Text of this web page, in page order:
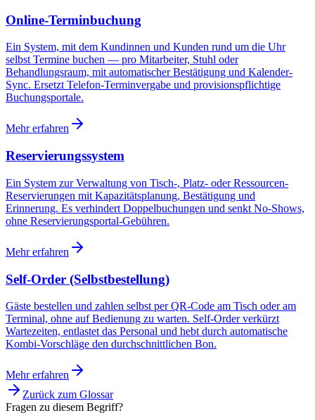
Online-Terminbuchung
Ein System, mit dem Kundinnen und Kunden rund um die Uhr
selbst Termine buchen — pro Mitarbeiter, Stuhl oder
Behandlungsraum, mit automatischer Bestätigung und Kalender-
Sync. Ersetzt Telefon-Terminvergabe und provisionspflichtige
Buchungsportale.
Mehr erfahren
Reservierungssystem
Ein System zur Verwaltung von Tisch-, Platz- oder Ressourcen-
Reservierungen mit Kapazitätsplanung, Bestätigung und
Erinnerung. Es verhindert Doppelbuchungen und senkt No-Shows,
ohne Reservierungsportal-Gebühren.
Mehr erfahren
Self-Order (Selbstbestellung)
Gäste bestellen und zahlen selbst per QR-Code am Tisch oder am
Terminal, ohne auf Bedienung zu warten. Self-Order verkürzt
Wartezeiten, entlastet das Personal und hebt durch automatische
Kombi-Vorschläge den durchschnittlichen Bon.
Mehr erfahren
Zurück zum Glossar
Fragen zu diesem Begriff?